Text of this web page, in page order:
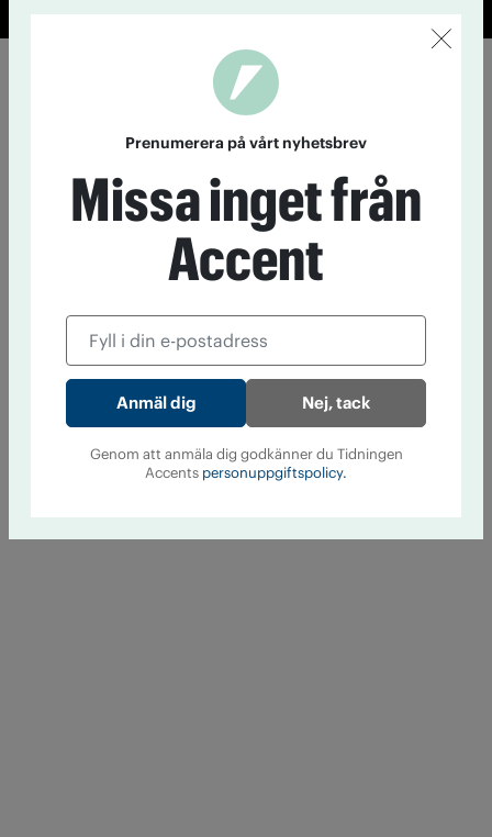
Prenumerera på vårt nyhetsbrev
Missa inget från
Accent
Nej, tack
Genom att anmäla dig godkänner du Tidningen
Accents personuppgiftspolicy.